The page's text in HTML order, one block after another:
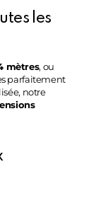
les
mètres, ou
parfaitement
notre